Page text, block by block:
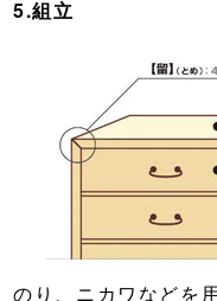
5.組立
のり、ニカワなどを